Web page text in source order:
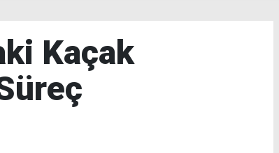
Kaçak